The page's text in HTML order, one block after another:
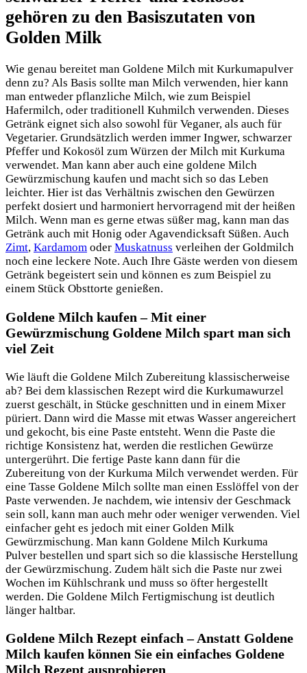
gehören zu den Basiszutaten von
Golden Milk
Wie genau bereitet man Goldene Milch mit Kurkumapulver
denn zu? Als Basis sollte man Milch verwenden, hier kann
man entweder pflanzliche Milch, wie zum Beispiel
Hafermilch, oder traditionell Kuhmilch verwenden. Dieses
Getränk eignet sich also sowohl für Veganer, als auch für
Vegetarier. Grundsätzlich werden immer Ingwer, schwarzer
Pfeffer und Kokosöl zum Würzen der Milch mit Kurkuma
verwendet. Man kann aber auch eine goldene Milch
Gewürzmischung kaufen und macht sich so das Leben
leichter. Hier ist das Verhältnis zwischen den Gewürzen
perfekt dosiert und harmoniert hervorragend mit der heißen
Milch. Wenn man es gerne etwas süßer mag, kann man das
Getränk auch mit Honig oder Agavendicksaft Süßen. Auch
Zimt, Kardamom oder Muskatnuss verleihen der Goldmilch
noch eine leckere Note. Auch Ihre Gäste werden von diesem
Getränk begeistert sein und können es zum Beispiel zu
einem Stück Obsttorte genießen.
Goldene Milch kaufen – Mit einer
Gewürzmischung Goldene Milch spart man sich
viel Zeit
Wie läuft die Goldene Milch Zubereitung klassischerweise
ab? Bei dem klassischen Rezept wird die Kurkumawurzel
zuerst geschält, in Stücke geschnitten und in einem Mixer
püriert. Dann wird die Masse mit etwas Wasser angereichert
und gekocht, bis eine Paste entsteht. Wenn die Paste die
richtige Konsistenz hat, werden die restlichen Gewürze
untergerührt. Die fertige Paste kann dann für die
Zubereitung von der Kurkuma Milch verwendet werden. Für
eine Tasse Goldene Milch sollte man einen Esslöffel von der
Paste verwenden. Je nachdem, wie intensiv der Geschmack
sein soll, kann man auch mehr oder weniger verwenden. Viel
einfacher geht es jedoch mit einer Golden Milk
Gewürzmischung. Man kann Goldene Milch Kurkuma
Pulver bestellen und spart sich so die klassische Herstellung
der Gewürzmischung. Zudem hält sich die Paste nur zwei
Wochen im Kühlschrank und muss so öfter hergestellt
werden. Die Goldene Milch Fertigmischung ist deutlich
länger haltbar.
Goldene Milch Rezept einfach – Anstatt Goldene
Milch kaufen können Sie ein einfaches Goldene
Milch Rezept ausprobieren